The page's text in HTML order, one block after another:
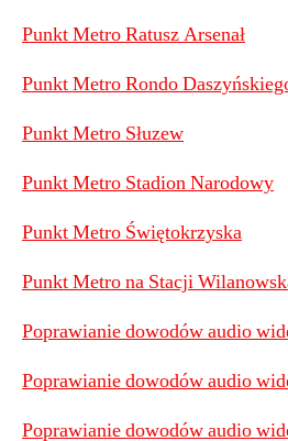
Punkt Metro Ratusz Arsenał
Punkt Metro Rondo
Punkt Metro Słuzew
Punkt Metro Stadion Narodowy
Punkt Metro Świętokrzyska
Punkt Metro na Stacji
Poprawianie dowodów audio
Poprawianie dowodów audio
Poprawianie dowodów audio